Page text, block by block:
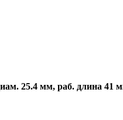
25.4 мм, раб. длина 41